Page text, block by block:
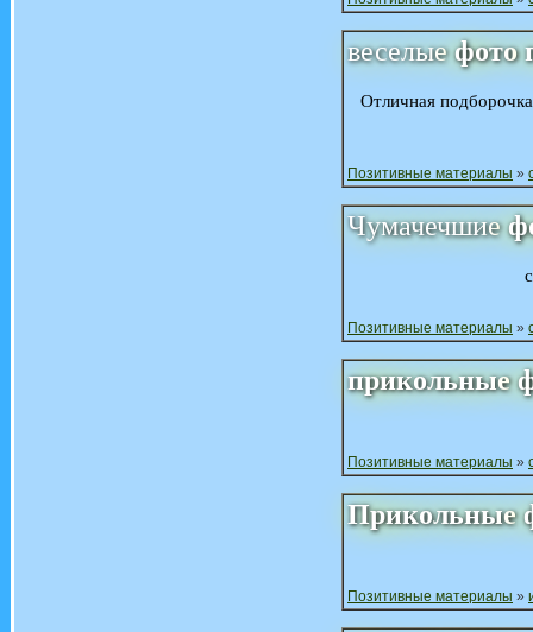
веселыефото
Отличная
Позитивные материалы »
Чумачечшие
Позитивные материалы »
прикольные
Позитивные материалы »
Прикольные
Позитивные материалы »